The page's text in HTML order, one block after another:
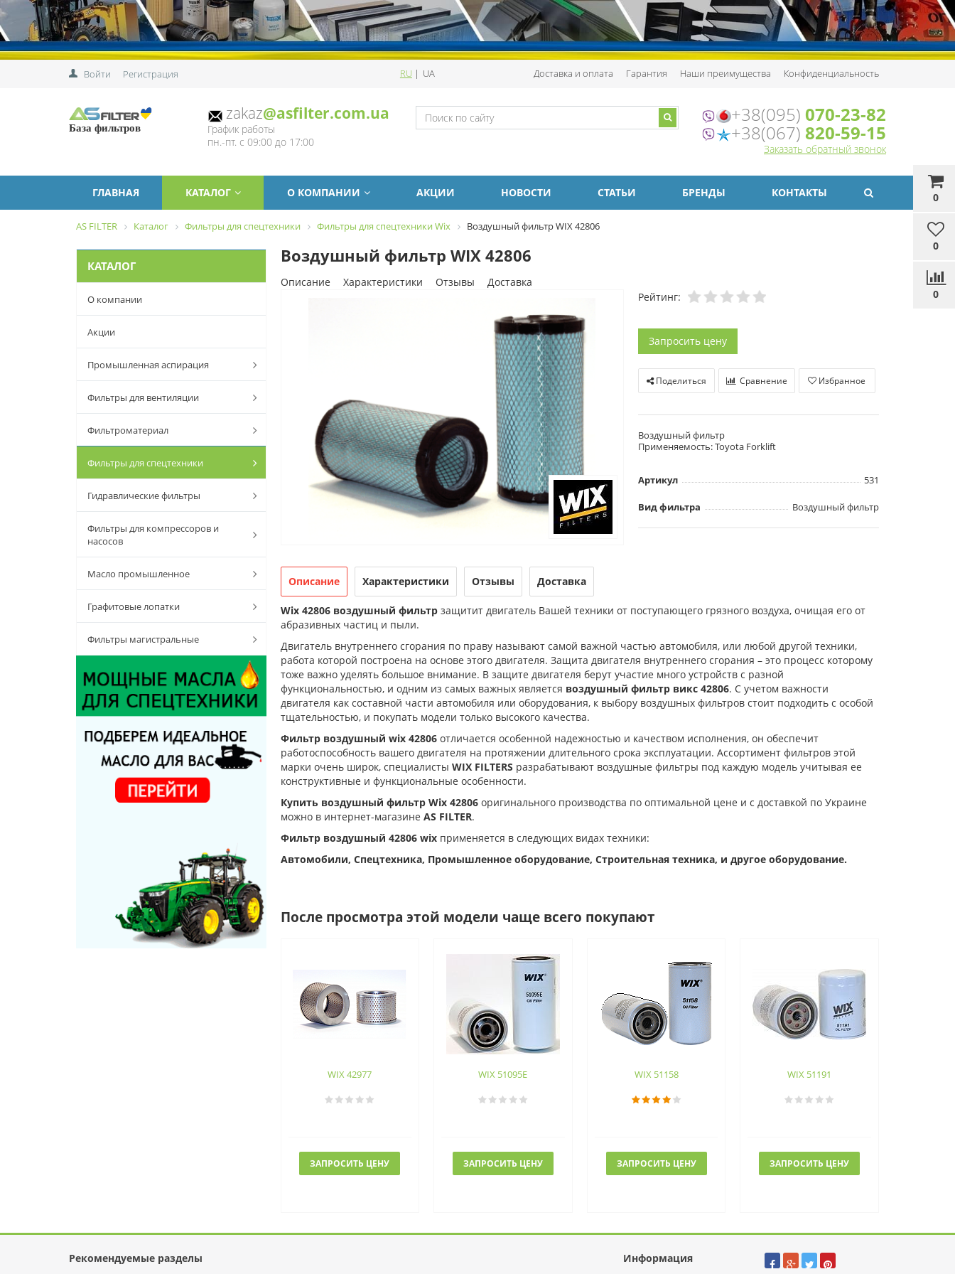
Войти Регистрация RU| UA Доставка и оплата Гарантия Наши преимущества Конфиденциальность
0
0
0
База фильтров
zakaz@asfilter.com.ua
График работы
пн.-пт. с 09:00 до 17:00
+38(095) 070-23-82
+38(067) 820-59-15
Заказать обратный звонок
ГЛАВНАЯ КАТАЛОГ О КОМПАНИИ АКЦИИ НОВОСТИ СТАТЬИ БРЕНДЫ КОНТАКТЫ
AS FILTER Каталог Фильтры для спецтехники Фильтры для спецтехники Wix Воздушный фильтр WIX 42806
КАТАЛОГ
О компании
Акции
Промышленная аспирация
Фильтры для вентиляции
Фильтроматериал
Фильтры для спецтехники
Гидравлические фильтры
Фильтры для компрессоров и
насосов
Масло промышленное
Графитовые лопатки
Фильтры магистральные
Воздушный фильтр WIX 42806
Описание Характеристики Отзывы
Доставка
Рейтинг:
Запросить цену
Поделиться Сравнение Избранное
Воздушный фильтр
Применяемость: Toyota Forklift
Артикул 531
Вид фильтра Воздушный фильтр
Описание Характеристики Отзывы Доставка
Wix 42806 воздушный фильтрзащитит двигатель Вашей техники от поступающего грязного воздуха, очищая его от
абразивных частиц и пыли.
Двигатель внутреннего сгорания по праву называют самой важной частью автомобиля, или любой другой техники,
работа которой построена на основе этого двигателя. Защита двигателя внутреннего сгорания – это процесс которому
тоже важно уделять большое внимание. В защите двигателя берут участие много устройств с разной
функциональностью, и одним из самых важных является воздушный фильтр викс 42806. С учетом важности
двигателя как составной части автомобиля или оборудования, к выбору воздушных фильтров стоит подходить с особой
тщательностью, и покупать модели только высокого качества.
Фильтр воздушный wix 42806отличается особенной надежностью и качеством исполнения, он обеспечит
работоспособность вашего двигателя на протяжении длительного срока эксплуатации. Ассортимент фильтров этой
марки очень широк, специалисты WIX FILTERS разрабатывают воздушные фильтры под каждую модель учитывая ее
конструктивные и функциональные особенности.
Купить воздушный фильтр Wix 42806оригинального производства по оптимальной цене и с доставкой по Украине
можно в интернет-магазине AS FILTER.
Фильтр воздушный 42806 wixприменяется в следующих видах техники:
Автомобили, Спецтехника, Промышленное оборудование, Строительная техника, и другое оборудование.
После просмотра этой модели чаще всего покупают
WIX 42977
ЗАПРОСИТЬ ЦЕНУ
WIX 51095E
ЗАПРОСИТЬ ЦЕНУ
WIX 51158
ЗАПРОСИТЬ ЦЕНУ
WIX 51191
ЗАПРОСИТЬ ЦЕНУ
Рекомендуемые разделы Информация